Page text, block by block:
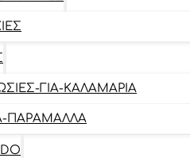
ΓΙΑ-ΚΑΛΑΜΆΡΙΑ
ΠΑΡΆΜΑΛΛΑ